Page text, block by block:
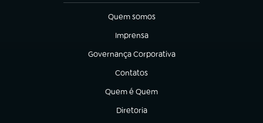
Quem somos
(abre em nova aba)
Imprensa
(abre em nova aba)
Governança Corporativa
(abre em nova aba)
Contatos
(abre em nova aba)
Quem é Quem
(abre em nova aba)
Diretoria
(abre em nova aba)